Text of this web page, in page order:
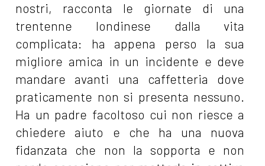
nostri, racconta le giornate di una
trentenne londinese dalla vita
complicata: ha appena perso la sua
migliore amica in un incidente e deve
mandare avanti una caffetteria dove
praticamente non si presenta nessuno.
Ha un padre facoltoso cui non riesce a
chiedere aiuto e che ha una nuova
fidanzata che non la sopporta e non